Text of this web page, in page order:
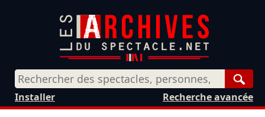
Recherche avancée
Installer